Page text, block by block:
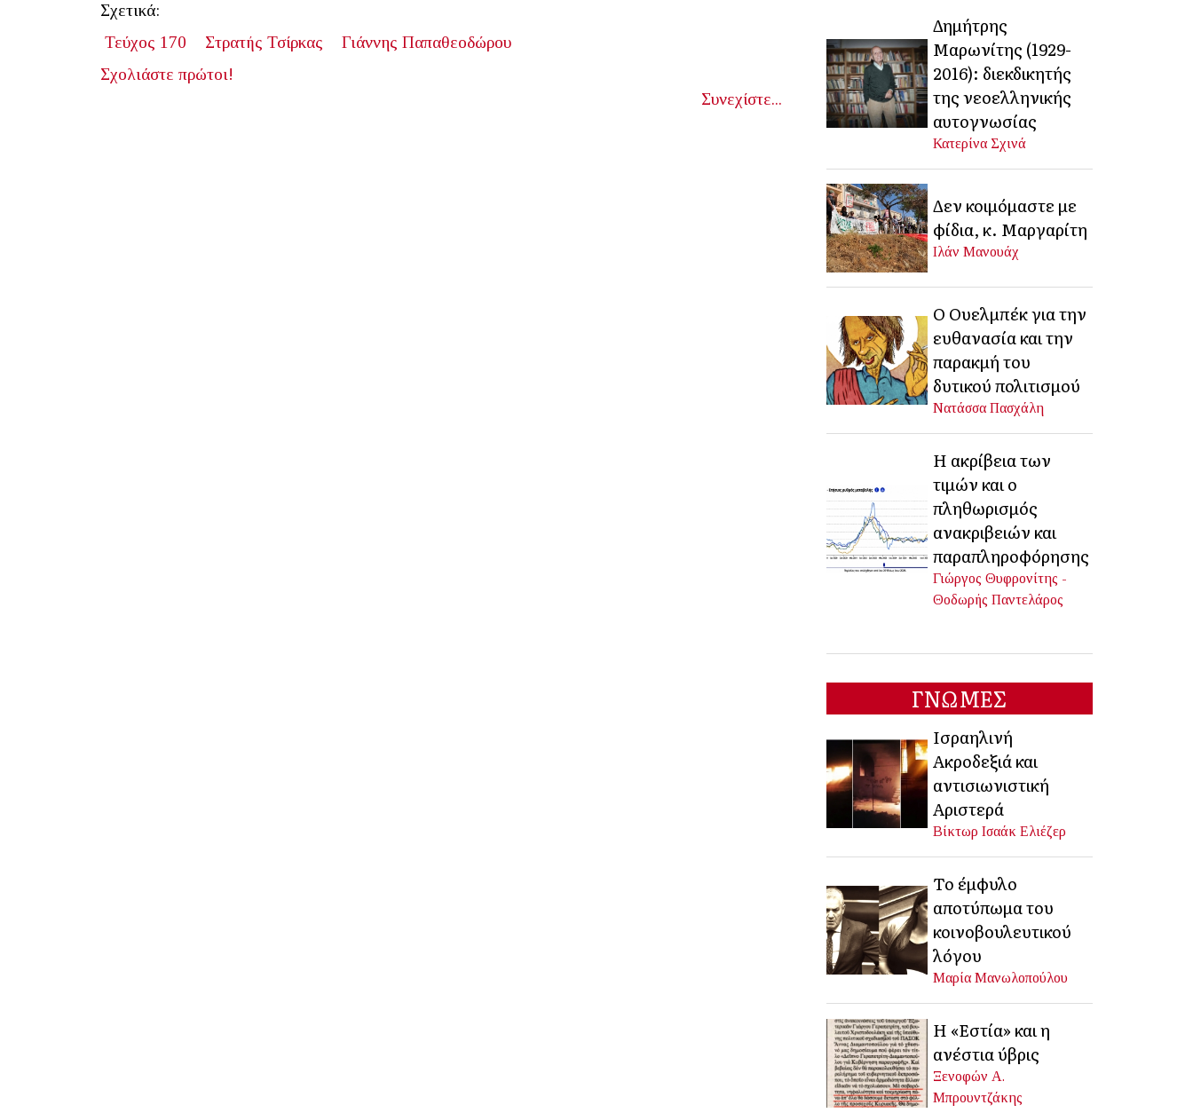
Σχετικά:
Τεύχος 170
Στρατής Τσίρκας
Γιάννης Παπαθεοδώρου
Σχολιάστε πρώτοι!
Συνεχίστε...
Δημήτρης
Μαρωνίτης (1929-
2016): διεκδικητής
της νεοελληνικής
αυτογνωσίας
Κατερίνα Σχινά
Δεν κοιμόμαστε με
φίδια, κ. Μαργαρίτη
Ιλάν Μανουάχ
Ο Ουελμπέκ για την
ευθανασία και την
παρακμή του
δυτικού πολιτισμού
Νατάσσα Πασχάλη
Η ακρίβεια των
τιμών και ο
πληθωρισμός
ανακριβειών και
παραπληροφόρησης
Γιώργος Θυφρονίτης -
Θοδωρής Παντελάρος
ΓΝΩΜΕΣ
Ισραηλινή
Ακροδεξιά και
αντισιωνιστική
Αριστερά
Βίκτωρ Ισαάκ Ελιέζερ
Το έμφυλο
αποτύπωμα του
κοινοβουλευτικού
λόγου
Μαρία Μανωλοπούλου
Η «Εστία» και η
ανέστια ύβρις
Ξενοφών Α.
Μπρουντζάκης